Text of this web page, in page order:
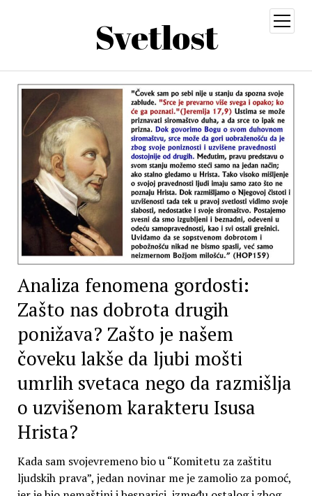
Svetlost
open
menu
Analiza fenomena gordosti:
Zašto nas dobrota drugih
ponižava? Zašto je našem
čoveku lakše da ljubi mošti
umrlih svetaca nego da razmišlja
o uzvišenom karakteru Isusa
Hrista?
Kada sam svojevremeno bio u “Komitetu za zaštitu
ljudskih prava”, jedan novinar me je zamolio za pomoć,